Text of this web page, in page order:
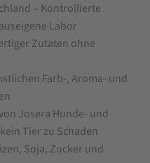
– Kontrollierte
Labor
Zutaten ohne
Farb-, Aroma- und
Josera Hunde- und
Tier zu Schaden
Soja, Zucker und